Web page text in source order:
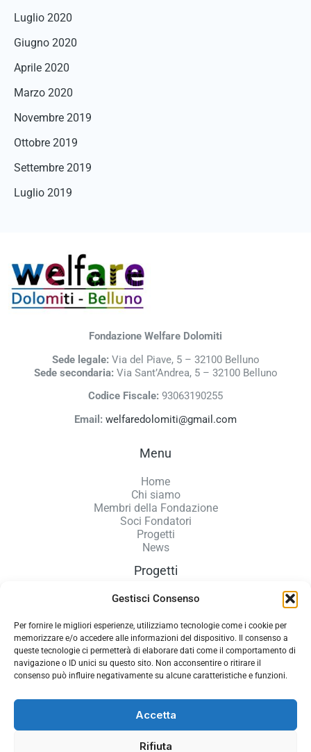
Gestisci Consenso
Per fornire le migliori esperienze, utilizziamo tecnologie come i cookie per
memorizzare e/o accedere alle informazioni del dispositivo. Il consenso a
queste tecnologie ci permetterà di elaborare dati come il comportamento di
navigazione o ID unici su questo sito. Non acconsentire o ritirare il
consenso può influire negativamente su alcune caratteristiche e funzioni.
Accetta
Rifiuta
Luglio 2020
Giugno 2020
Aprile 2020
Marzo 2020
Novembre 2019
Ottobre 2019
Settembre 2019
Luglio 2019
Fondazione Welfare Dolomiti
Sede legale: Via del Piave, 5 – 32100 Belluno
Sede secondaria: Via Sant’Andrea, 5 – 32100 Belluno
Codice Fiscale: 93063190255
Email: welfaredolomiti@gmail.com
Menu
Home
Chi siamo
Membri della Fondazione
Soci Fondatori
Progetti
News
Progetti
Accoglienza donne
Nidi sopra i 700 m
Sportello virtuale GROW
Privacy Policy
Cookie Policy